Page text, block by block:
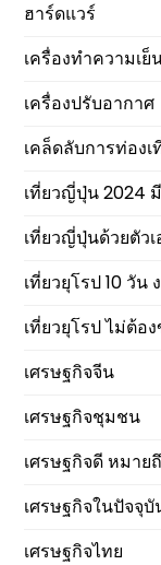
ฮาร์ดแวร์
เครื่องทำความเย็
เครื่องปรับอากาศ
เคล็ดลับการท่อง
เที่ยวญี่ปุ่น 2024
เที่ยวญี่ปุ่นด้วยตัวเ
เที่ยวยุโรป 10 วัน
เที่ยวยุโรป ไม่ต้อ
เศรษฐกิจจีน
เศรษฐกิจชุมชน
เศรษฐกิจดี หมาย
เศรษฐกิจในปัจจุบั
เศรษฐกิจไทย